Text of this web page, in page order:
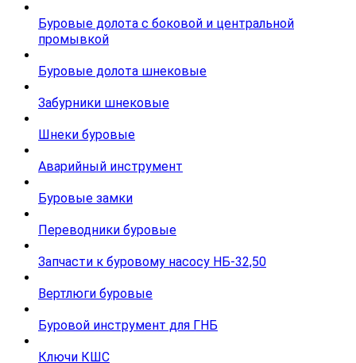
Буровые долота с бoковой и центральной
промывкой
Буровые долота шнековые
Забурники шнековые
Шнеки буровые
Аварийный инструмент
Буровые замки
Переводники буровые
Запчасти к буровому насосу НБ-32,50
Вертлюги буровые
Буровой инструмент для ГНБ
Ключи КШС